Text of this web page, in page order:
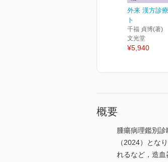
外来 漢方診
ト
千福 貞博(著)
文光堂
¥5,940
概要
腫瘍病理鑑別
（2024）とな
れるなど，造